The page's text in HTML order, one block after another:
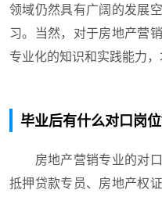
领域仍然具有广阔的发展
习。当然，对于房地产营
专业化的知识和实践能力，
毕业后有什么对口岗
房地产营销专业的对口
抵押贷款专员、房地产权